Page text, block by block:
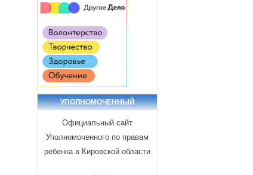
УПОЛНОМОЧЕННЫЙ
Официальный сайт
Уполномоченного по правам
ребенка в Кировской области